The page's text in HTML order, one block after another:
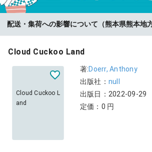
ソクフリをお選びいただいた方に、査定金額の
配送・集荷への影響について（熊本県熊本地
Cloud Cuckoo Land
Cloud Cuckoo L
and
著:Doerr, Anthony
出版社： null
出版日：2022-09-29
定価：0 円